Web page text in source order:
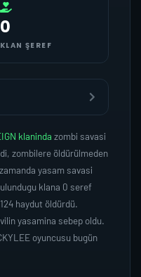
0
KLAN ŞEREF
klaninda zombi savasi
zombilere öldürülmeden
yasam savasi
klana 0 seref
haydut öldürdü.
yasamina sebep oldu.
oyuncusu bugün